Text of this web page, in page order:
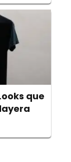
que